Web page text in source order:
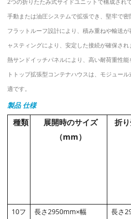
2つの折りたたみ式サイドユニットで構成され
手動または油圧システムで拡張でき、堅牢で密
フラットルーフ設計により、積み重ねや輸送
ャスティングにより、安定した接続が確保さ
熱サンドイッチパネルにより、高い耐荷重性
トトップ拡張型コンテナハウスは、モジュー
適です。
製品 仕様
種類
展開時のサイズ
（mm）
折
10フ
長さ2950mm×幅
長さ